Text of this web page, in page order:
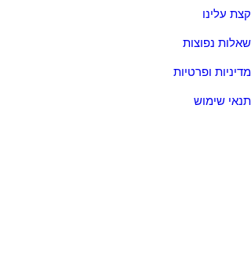
קצת עלינו
שאלות נפוצות
מדיניות ופרטיות
תנאי שימוש